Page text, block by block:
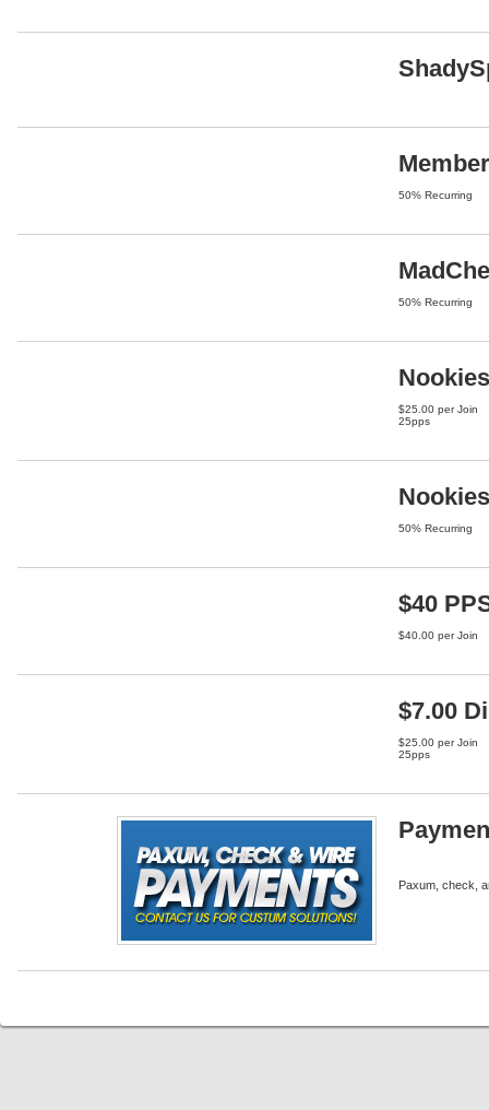
50% Recurring
50% Recurring
$25.00 per Join
25pps
50% Recurring
$40
$40.00 per Join
$7.00
$25.00 per Join
25pps
Paxum, check,